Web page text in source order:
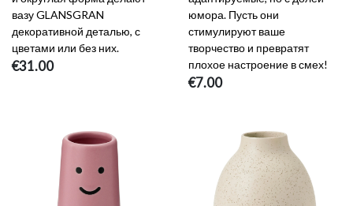
вазу GLANSGRAN
декоративной деталью, с
цветами или без них.
€31.00
юмора. Пусть они
стимулируют ваше
творчество и превратят
плохое настроение в смех!
€7.00